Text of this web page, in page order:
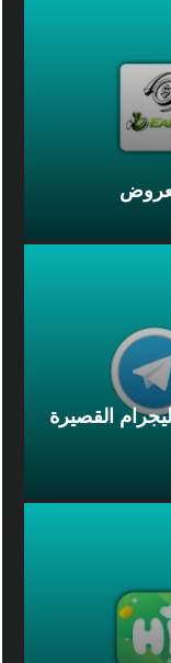
القصيرة